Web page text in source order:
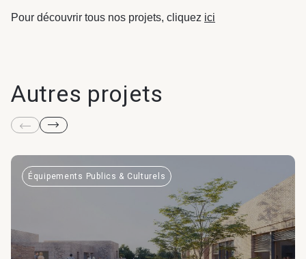
Pour découvrir tous nos projets, cliquez ici
Autres projets
Équipements Publics & Culturels